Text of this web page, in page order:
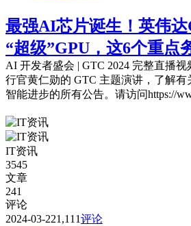
最强AI芯片诞生！英伟
“超级”GPU，这6个重点
AI 开发者盛会 | GTC 2024 完整直播
行官黄仁勋的 GTC 主题演讲，了解
智能进步的所有公告。请访问https://
IT资讯
3545
文章
241
评论
2024-03-221,111评论